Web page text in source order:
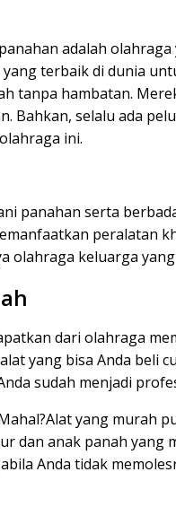
adalah
terbaik di dunia
tanpa hambatan.
Bahkan, selalu ada
ini.
panahan serta
peralatan
olahraga keluarga
dari olahraga
yang bisa Anda beli
sudah menjadi
Alat yang murah
dan anak panah yang
Anda tidak